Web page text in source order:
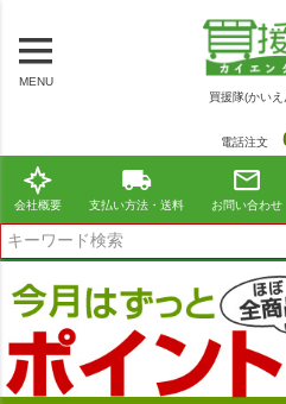
MENU
買援隊(かい
電話注文
会社概要 支払い方法・送料 お問い合わせ